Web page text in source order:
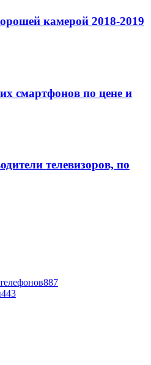
камерой 2018-2019
смартфонов по цене и
телевизоров, по
887
443